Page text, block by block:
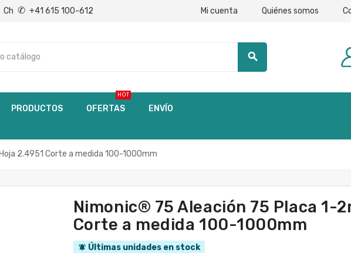
Ch ✆ +41 615 100-612 Mi cuenta Quiénes somos
search
PRODUCTOS OFERTAS
HOT
ENVÍO
2.4951 Corte a medida 100-1000mm
Nimonic® 75 Aleación 75 Placa 1-
Corte a medida 100-1000mm
notifications_active Últimas unidades en stock